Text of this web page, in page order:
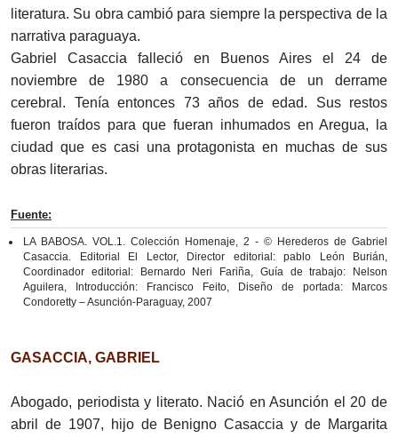
literatura. Su obra cambió para siempre la perspectiva de la
narrativa paraguaya.
Gabriel Casaccia falleció en Buenos Aires el 24 de
noviembre de 1980 a consecuencia de un derrame
cerebral. Tenía entonces 73 años de edad. Sus restos
fueron traídos para que fueran inhumados en Aregua, la
ciudad que es casi una protagonista en muchas de sus
obras literarias.
Fuente:
LA BABOSA. VOL.1. Colección Homenaje, 2 - © Herederos de Gabriel
Casaccia. Editorial El Lector, Director editorial: pablo León Burián,
Coordinador editorial: Bernardo Neri Fariña, Guía de trabajo: Nelson
Aguilera, Introducción: Francisco Feito, Diseño de portada: Marcos
Condoretty – Asunción-Paraguay, 2007
GASACCIA, GABRIEL
Abogado, periodista y literato. Nació en Asunción el 20 de
abril de 1907, hijo de Benigno Casaccia y de Margarita